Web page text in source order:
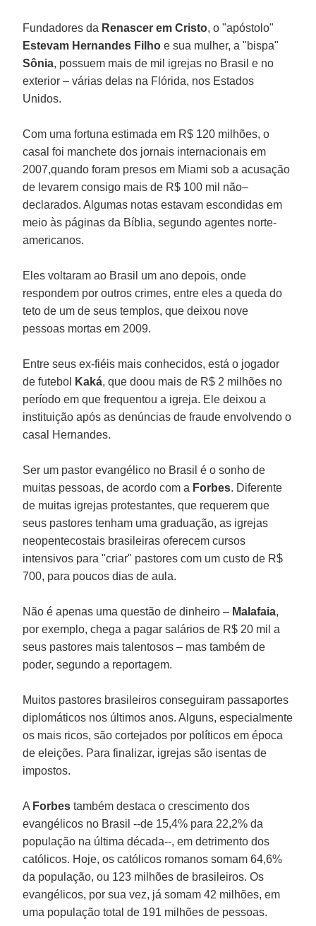
Fundadores da Renascer em Cristo, o "apóstolo"
Estevam Hernandes Filho e sua mulher, a "bispa"
Sônia, possuem mais de mil igrejas no Brasil e no
exterior – várias delas na Flórida, nos Estados
Unidos.
Com uma fortuna estimada em R$ 120 milhões, o
casal foi manchete dos jornais internacionais em
2007,quando foram presos em Miami sob a acusação
de levarem consigo mais de R$ 100 mil não–
declarados. Algumas notas estavam escondidas em
meio às páginas da Bíblia, segundo agentes norte-
americanos.
Eles voltaram ao Brasil um ano depois, onde
respondem por outros crimes, entre eles a queda do
teto de um de seus templos, que deixou nove
pessoas mortas em 2009.
Entre seus ex-fiéis mais conhecidos, está o jogador
de futebol
Kaká, que doou mais de R$ 2 milhões no
período em que frequentou a igreja. Ele deixou a
instituição após as denúncias de fraude envolvendo o
casal Hernandes.
Ser um pastor evangélico no Brasil é o sonho de
muitas pessoas, de acordo com a Forbes. Diferente
de muitas igrejas protestantes, que requerem que
seus pastores tenham uma graduação, as igrejas
neopentecostais brasileiras oferecem cursos
intensivos para "criar" pastores com um custo de R$
700, para poucos dias de aula.
Não é apenas uma questão de dinheiro – Malafaia,
por exemplo, chega a pagar salários de R$ 20 mil a
seus pastores mais talentosos – mas também de
poder, segundo a reportagem.
Muitos pastores brasileiros conseguiram passaportes
diplomáticos nos últimos anos. Alguns, especialmente
os mais ricos, são cortejados por políticos em época
de eleições. Para finalizar, igrejas são isentas de
impostos.
A Forbestambém destaca o crescimento dos
evangélicos no Brasil --de 15,4% para 22,2% da
população na última década--, em detrimento dos
católicos. Hoje, os católicos romanos somam 64,6%
da população, ou 123 milhões de brasileiros. Os
evangélicos, por sua vez, já somam 42 milhões, em
uma população total de 191 milhões de pessoas.